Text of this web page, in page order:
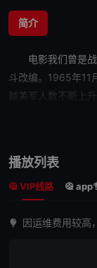
简介
电影我们曾是
斗改编。1965年11
越美军人数不断上
把一群新兵训练为
尔在典礼上庄严承
近柬埔寨的河谷地
持。第二天，战斗
者乔（Barry
播放列表
VIP线路 app
因运维费用较高